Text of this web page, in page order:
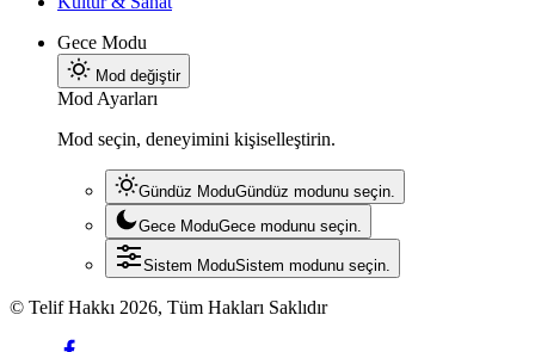
Gece Modu
Mod değiştir
Mod Ayarları
Mod seçin, deneyimini kişiselleştirin.
Gündüz ModuGündüz modunu seçin.
Gece ModuGece modunu seçin.
Sistem ModuSistem modunu seçin.
© Telif Hakkı 2026, Tüm Hakları Saklıdır